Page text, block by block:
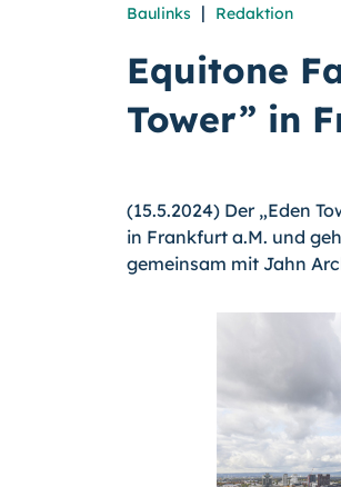
Baulinks | Redaktion
Equitone
Tower” in
(15.5.2024) Der „Eden
in Frankfurt a.M. und
gemeinsam mit Jahn